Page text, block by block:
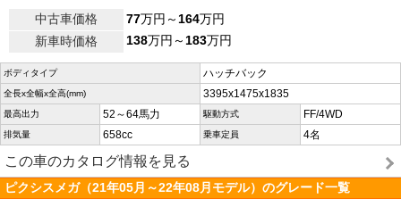
中古車価格
77万円～164万円
新車時価格
138万円～183万円
ボディタイプ ハッチバック
全長x全幅x全高(mm) 3395x1475x1835
最高出力 52～64馬力 駆動方式 FF/4WD
排気量 658cc 乗車定員 4名
この車のカタログ情報を見る
ピクシスメガ（21年05月～22年08月モデル）のグレード一覧